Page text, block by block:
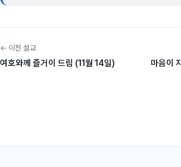
← 이전 설교
여호와께 즐거이 드림 (11월 14일) 마음이